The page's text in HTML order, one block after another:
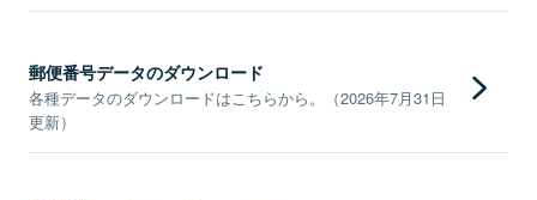
郵便番号データのダウンロード
各種データのダウンロードはこちらから。（2026年7月31日
更新）